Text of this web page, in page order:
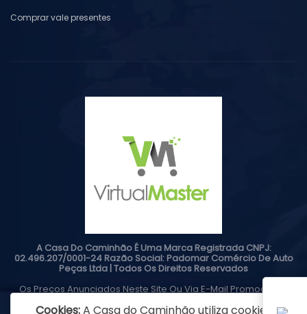
Comprar vale presentes
A Casa Do Caminhão É Uma Marca Registrada CNPJ:
02.496.207/0001-24 Razão Social: Padomar Comércio De Auto
Peças Ltda | Todos Os Direitos Reservados
Os Preços Anunciados Neste Site Ou Via E-Mail Promocional
Não É Responsável Por Erros Descritivos. As Fotos Contidas
Cookies:A Casa do Caminhão utiliza cookies